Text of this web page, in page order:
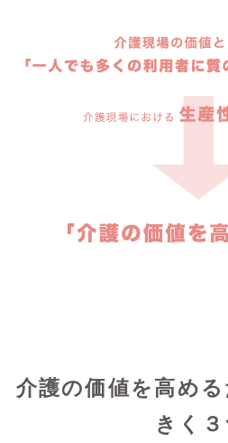
介護の価値を高め
きく３